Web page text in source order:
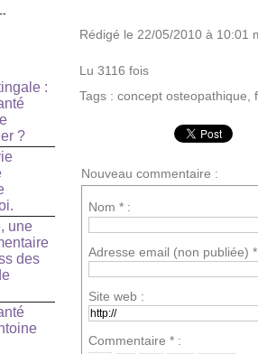
:
?
une
des
Rédigé le 22/05/2010 à 10:01
Lu 3116 fois
Tags : concept osteopathique
Nouveau commentaire :
Nom * :
Adresse email (non publiée)
Site web :
Commentaire * :